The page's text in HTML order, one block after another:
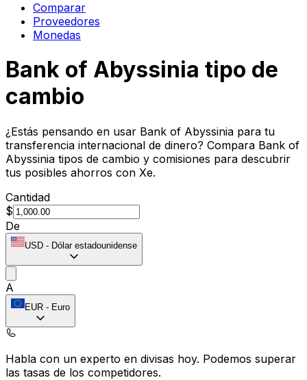
Comparar
Proveedores
Monedas
Bank of Abyssinia tipo de
cambio
¿Estás pensando en usar Bank of Abyssinia para tu
transferencia internacional de dinero? Compara Bank of
Abyssinia tipos de cambio y comisiones para descubrir
tus posibles ahorros con Xe.
Cantidad
$
De
USD - Dólar estadounidense
A
EUR - Euro
Habla con un experto en divisas hoy. Podemos superar
las tasas de los competidores.